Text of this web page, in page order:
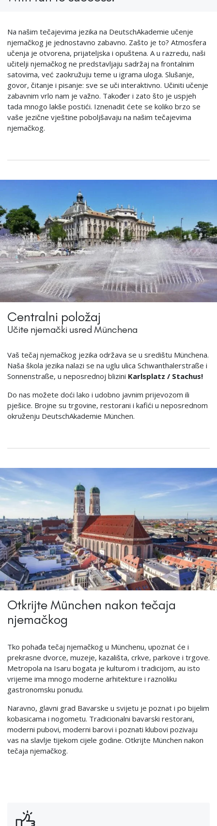
Na našim tečajevima jezika na DeutschAkademie učenje
njemačkog je jednostavno zabavno. Zašto je to? Atmosfera
učenja je otvorena, prijateljska i opuštena. A u razredu, naši
učitelji njemačkog ne predstavljaju sadržaj na frontalnim
satovima, već zaokružuju teme u igrama uloga. Slušanje,
govor, čitanje i pisanje: sve se uči interaktivno. Učiniti učenje
zabavnim vrlo nam je važno. Također i zato što je uspjeh
tada mnogo lakše postići. Iznenadit ćete se koliko brzo se
vaše jezične vještine poboljšavaju na našim tečajevima
njemačkog.
Centralni položaj
Učite njemački usred Münchena
Vaš tečaj njemačkog jezika održava se u središtu Münchena.
Naša škola jezika nalazi se na uglu ulica Schwanthalerstraße i
Sonnenstraße, u neposrednoj blizini Karlsplatz / Stachus!
Do nas možete doći lako i udobno javnim prijevozom ili
pješice. Brojne su trgovine, restorani i kafići u neposrednom
okruženju DeutschAkademie München.
Otkrijte München nakon tečaja
njemačkog
Tko pohađa tečaj njemačkog u Münchenu, upoznat će i
prekrasne dvorce, muzeje, kazališta, crkve, parkove i trgove.
Metropola na Isaru bogata je kulturom i tradicijom, au isto
vrijeme ima mnogo moderne arhitekture i raznoliku
gastronomsku ponudu.
Naravno, glavni grad Bavarske u svijetu je poznat i po bijelim
kobasicama i nogometu. Tradicionalni bavarski restorani,
moderni pubovi, moderni barovi i poznati klubovi pozivaju
vas na slavlje tijekom cijele godine. Otkrijte München nakon
tečaja njemačkog.